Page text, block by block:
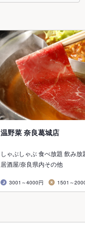
温野菜 奈良葛城店
しゃぶしゃぶ 食べ放題 飲み
居酒屋/奈良県内その他
3001～4000円 1501～